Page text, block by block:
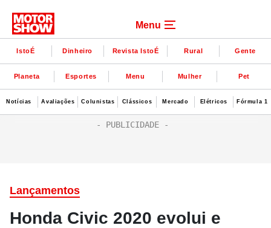
Menu
IstoÉ Dinheiro Revista IstoÉ Rural Gente
Planeta Esportes Menu Mulher Pet
Notícias Avaliações Colunistas Clássicos Mercado Elétricos Fórmula 1
Lançamentos
Honda Civic 2020 evolui e